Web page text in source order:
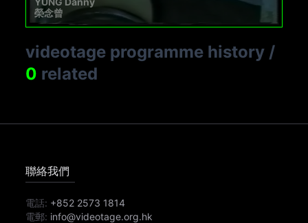
榮念曾
videotage programme history /
0 related
聯絡我們
電話: +852 2573 1814
電郵: info@videotage.org.hk